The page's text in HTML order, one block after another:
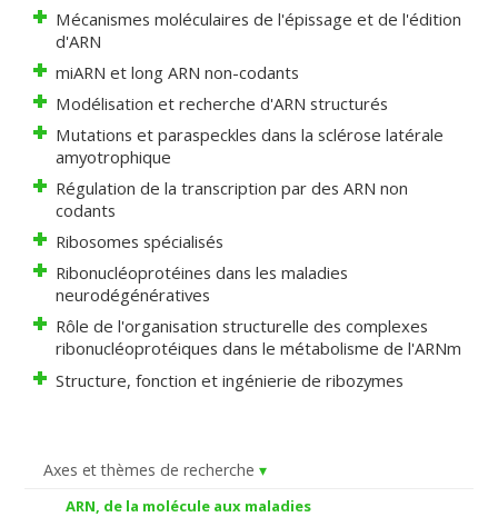
Axes et thèmes de recherche
ARN, de la molécule aux maladies
Mécanismes moléculaires de l'épissage et de l'édition
d'ARN
miARN et long ARN non-codants
Modélisation et recherche d'ARN structurés
Mutations et paraspeckles dans la sclérose latérale
amyotrophique
Régulation de la transcription par des ARN non
codants
Ribosomes spécialisés
Ribonucléoprotéines dans les maladies
neurodégénératives
Rôle de l'organisation structurelle des complexes
ribonucléoprotéiques dans le métabolisme de l'ARNm
Structure, fonction et ingénierie de ribozymes